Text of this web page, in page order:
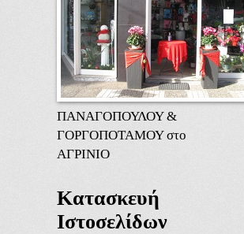
ΠΑΝΑΓΟΠΟΥΛΟΥ &
ΓΟΡΓΟΠΟΤΑΜΟΥ στο
ΑΓΡΙΝΙΟ
Κατασκευή
Ιστοσελίδων